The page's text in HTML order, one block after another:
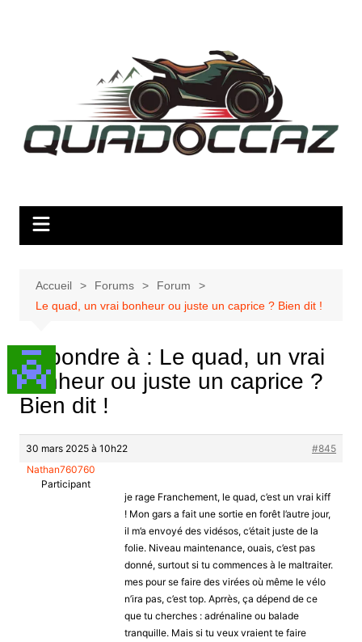
Accueil Forums
Forum
Le quad, un vrai bonheur ou juste un caprice ? Bien dit !
Répondre à : Le quad, un vrai
bonheur ou juste un caprice ?
Bien dit !
30 mars 2025 à 10h22
#845
Nathan760760
Participant
je rage Franchement, le quad, c’est un vrai kiff
! Mon gars a fait une sortie en forêt l’autre jour,
il m’a envoyé des vidésos, c’était juste de la
folie. Niveau maintenance, ouais, c’est pas
donné, surtout si tu commences à le maltraiter.
mes pour se faire des virées où même le vélo
n’ira pas, c’est top. Aprrès, ça dépend de ce
que tu cherches : adrénaline ou balade
tranquille. Mais si tu veux vraient te faire